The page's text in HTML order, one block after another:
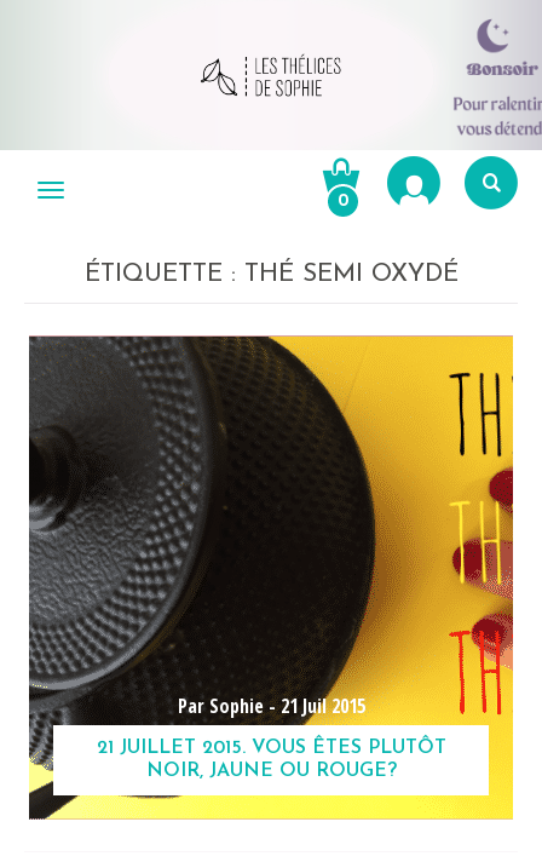
Menu 0
ÉTIQUETTE : THÉ SEMI OXYDÉ
Par Sophie -21 Juil 2015
21 JUILLET 2015. VOUS ÊTES PLUTÔT
NOIR, JAUNE OU ROUGE?